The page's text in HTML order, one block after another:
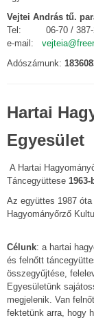
Vejtei András tű.
Tel: 06-70 / 387-
e-mail:
Adószámunk:
Hartai
Egyesület
A Hartai
Táncegyüttese
Az együttes 1987
Hagyományőrző
Célunk: a hartai
és felnőtt
összegyűjtése,
Egyesületünk
megjelenik. Van
fektetünk arra, hogy